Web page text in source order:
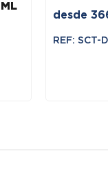
desde
REF: SCT-